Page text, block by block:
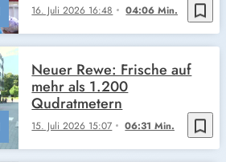
bookmark_border
16. Juli 2026 16:48 04:06 Min.
bookmark_border
15. Juli 2026 15:07 06:31 Min.
Neuer Rewe: Frische auf
mehr als 1.200
Qudratmetern